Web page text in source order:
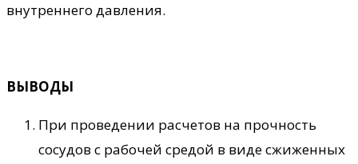
внутреннего давления.
ВЫВОДЫ
При проведении расчетов на прочность
сосудов с рабочей средой в виде сжиженных